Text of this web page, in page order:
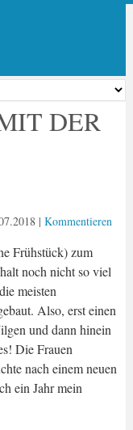
DER
| Kommentieren
Frühstück) zum
noch nicht so viel
meisten
Also, erst einen
und dann hinein
Die Frauen
nach einem neuen
ein Jahr mein